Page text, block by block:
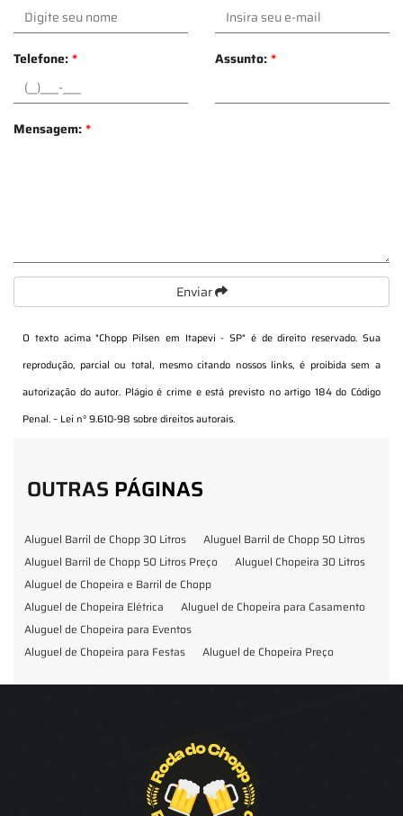
Telefone:* Assunto:*
Mensagem:*
Enviar
O texto acima "Chopp Pilsen em Itapevi - SP" é de direito reservado. Sua
reprodução, parcial ou total, mesmo citando nossos links, é proibida sem a
autorização do autor. Plágio é crime e está previsto no artigo 184 do Código
Penal. – Lei n° 9.610-98 sobre direitos autorais.
OUTRAS PÁGINAS
Aluguel Barril de Chopp 30 Litros
Aluguel Barril de Chopp 50 Litros
Aluguel Barril de Chopp 50 Litros Preço
Aluguel Chopeira 30 Litros
Aluguel de Chopeira e Barril de Chopp
Aluguel de Chopeira Elétrica
Aluguel de Chopeira para Casamento
Aluguel de Chopeira para Eventos
Aluguel de Chopeira para Festas
Aluguel de Chopeira Preço
Chopp Festas e Eventos
Chopp Pilsen
Fornecedor Barril de Chopp
Fornecedor de Barril de Chopp
Chopeira